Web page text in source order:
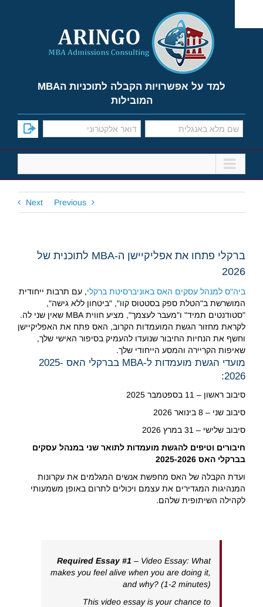
content
למד על אפשרויות הקבלה לתוכניות הMBA
המובילות
Previous
Next
ברקלי פתחו את אפליקיישן ה-MBA לתוכנית של
2026
ביה"ס למנהל עסקים האס באוניברסיטת ברקלי, עם תרבות ייחודית
המושרשת ב"הטלת ספק בסטטוס קוו", "ביטחון ללא גישה",
"סטודנטים תמיד" ו"מעבר לעצמך", מציע חווית MBA שאין שני לה.
לקראת מחזור הגשת המועמדות הקרוב, האס פתח את האפליקיישן
וחשף את הנחיות החיבור שנועדו להעמיק בסיפור האישי שלך,
שאיפות הקריירה והמסע הייחודי שלך.
מועדי הגשת מועמדות ל-MBA בברקלי האס 2025-
2026:
סיבוב ראשון – 11 בספטמבר 2025
סיבוב שני – 8 בינואר 2026
סיבוב שלישי – 31 במרץ 2026
חיבורים וטיפים להגשת מועמדות לתואר שני במנהל עסקים
בברקלי האס 2025-2026
ועדת הקבלה של האס מחפשת אנשים המגלמים את עקרונות
המנהיגות המגדירים את עצמם ויכולים לתרום באופן משמעותי
לקהילה השיתופית שלהם.
Required Essay #1 – Video Essay: What
makes you feel alive when you are doing it,
and why? (1-2 minutes)
This video essay is your chance to